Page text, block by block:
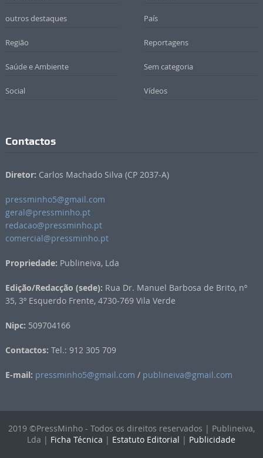
outros destaques País
Região Reportagens
Saúde e Ambiente Sem categoria
Social Vídeos
Contactos
Diretor: Carlos Machado Silva (CP 2037-A)
pressminho5@gmail.com
geral@pressminho.pt
redacao@pressminho.pt
comercial@pressminho.pt
Propriedade: Publineiva, Lda
Edição/Redacção (sede): Rua Dr. Manuel Barbosa de Brito, nº
35, 3º Esquerdo Frente, 4730-769 Vila Verde
Nipc: 509704166
Contactos: Tel.: 912 305 709
E-mail: pressminho5@gmail.com / publineiva@gmail.com
2019 ©PressMinho - Todos os direitos reservados | Publineiva,
Lda | Ficha Técnica | Estatuto Editorial | Publicidade